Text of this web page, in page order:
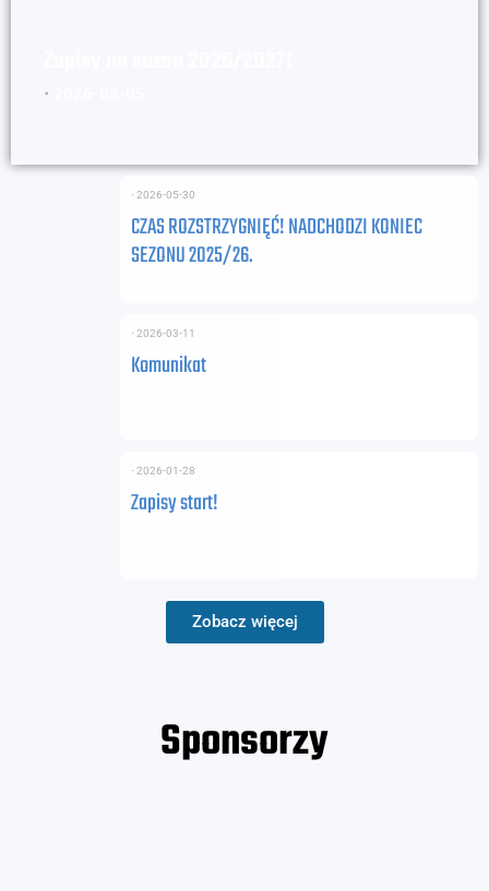
⋅
CZAS ROZSTRZYGNIĘĆ! NADCHODZI KONIEC
SEZONU 2025/26.
⋅ 2026-05-30
Komunikat
⋅ 2026-03-11
Zapisy start!
⋅ 2026-01-28
Zobacz więcej
Sponsorzy